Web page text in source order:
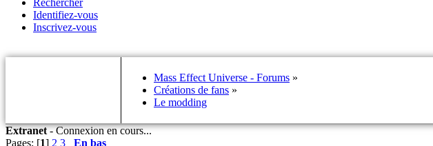
Rechercher
Identifiez-vous
Inscrivez-vous
Mass Effect Universe - Forums »
Créations de fans »
Le modding
Extranet-Connexion en cours...
Pages: [1] 2 3
En bas